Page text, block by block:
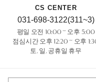
CS CENTER
031-698-3122(311~3)
평일 오전 10:00 ~ 오후 5:00
점심시간 오후 12:20 ~ 오후
토, 일, 공휴일 휴무